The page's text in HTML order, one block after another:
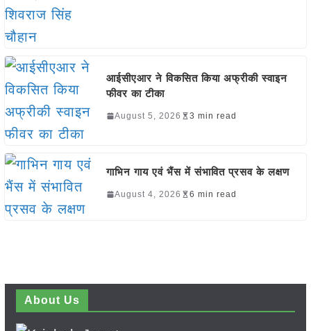
आईसीएआर ने विकसित किया अफ्रीकी स्वाइन
फीवर का टीका
August 5, 2026 3 min read
गाभिन गाय एवं भैंस में संभावित प्रसव के लक्षण
August 4, 2026 6 min read
About Us